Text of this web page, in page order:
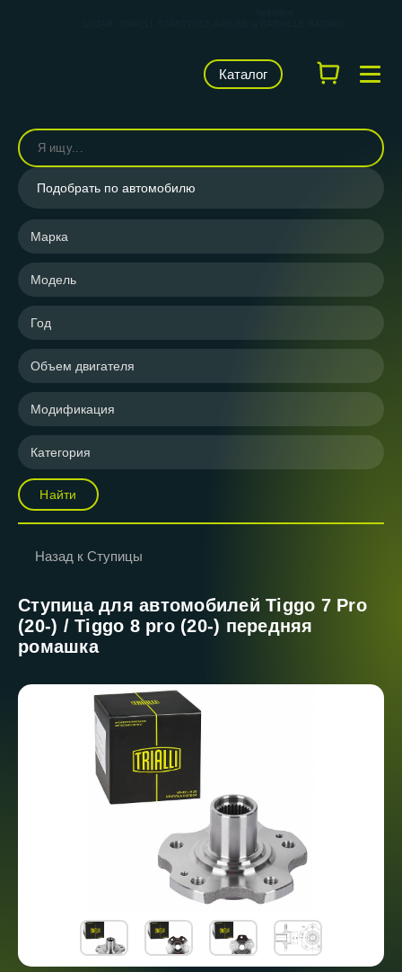
Каталог
Подобрать по автомобилю
Марка
Модель
Год
Объем двигателя
Модификация
Категория
Найти
Назад к Ступицы
Ступица для автомобилей Tiggo 7 Pro
(20-) / Tiggo 8 pro (20-) передняя
ромашка